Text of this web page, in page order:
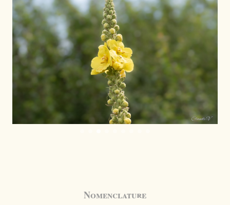
Nomenclature